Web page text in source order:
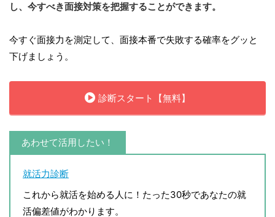
し、今すべき面接対策を把握することができます。
今すぐ面接力を測定して、面接本番で失敗する確率をグッと
下げましょう。
診断スタート【無料】
あわせて活用したい！
就活力診断
これから就活を始める人に！たった30秒であなたの就
活偏差値がわかります。